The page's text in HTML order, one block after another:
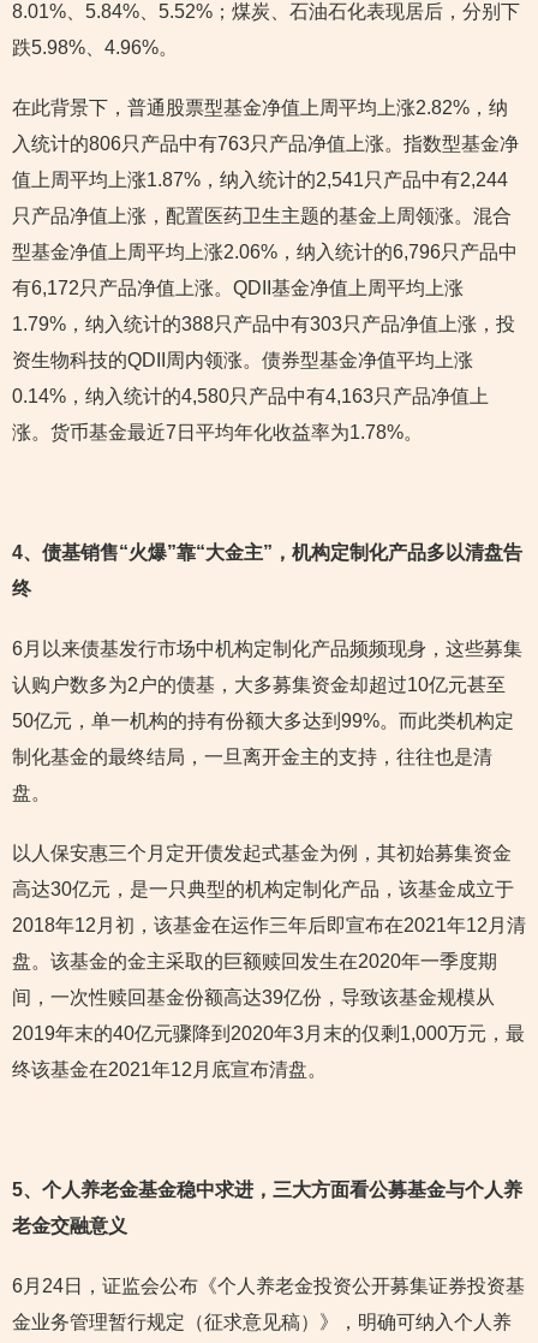
8.01%、5.84%、5.52%；煤炭、石油石化表现居后，分别下
跌5.98%、4.96%。
在此背景下，普通股票型基金净值上周平均上涨2.82%，纳
入统计的806只产品中有763只产品净值上涨。指数型基金净
值上周平均上涨1.87%，纳入统计的2,541只产品中有2,244
只产品净值上涨，配置医药卫生主题的基金上周领涨。混合
型基金净值上周平均上涨2.06%，纳入统计的6,796只产品中
有6,172只产品净值上涨。QDII基金净值上周平均上涨
1.79%，纳入统计的388只产品中有303只产品净值上涨，投
资生物科技的QDII周内领涨。债券型基金净值平均上涨
0.14%，纳入统计的4,580只产品中有4,163只产品净值上
涨。货币基金最近7日平均年化收益率为1.78%。
4、债基销售“火爆”靠“大金主”，机构定制化产品多以清盘告
终
6月以来债基发行市场中机构定制化产品频频现身，这些募集
认购户数多为2户的债基，大多募集资金却超过10亿元甚至
50亿元，单一机构的持有份额大多达到99%。而此类机构定
制化基金的最终结局，一旦离开金主的支持，往往也是清
盘。
以人保安惠三个月定开债发起式基金为例，其初始募集资金
高达30亿元，是一只典型的机构定制化产品，该基金成立于
2018年12月初，该基金在运作三年后即宣布在2021年12月清
盘。该基金的金主采取的巨额赎回发生在2020年一季度期
间，一次性赎回基金份额高达39亿份，导致该基金规模从
2019年末的40亿元骤降到2020年3月末的仅剩1,000万元，最
终该基金在2021年12月底宣布清盘。
5、个人养老金基金稳中求进，三大方面看公募基金与个人养
老金交融意义
6月24日，证监会公布《个人养老金投资公开募集证券投资基
金业务管理暂行规定（征求意见稿）》，明确可纳入个人养